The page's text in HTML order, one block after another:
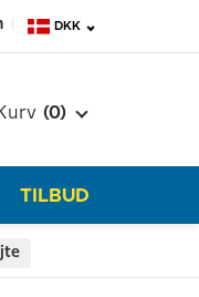
DKK
(0)
TILBUD